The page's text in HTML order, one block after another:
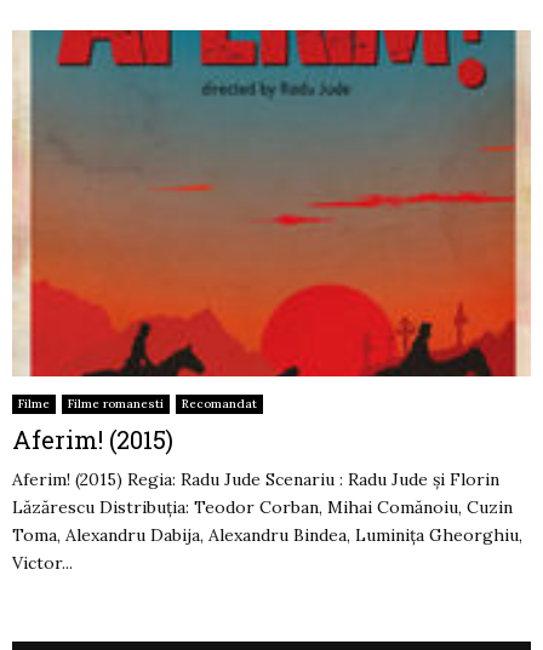
Filme Filme romanesti Recomandat
Aferim! (2015)
Aferim! (2015) Regia: Radu Jude Scenariu : Radu Jude și Florin
Lăzărescu Distribuția: Teodor Corban, Mihai Comănoiu, Cuzin
Toma, Alexandru Dabija, Alexandru Bindea, Luminița Gheorghiu,
Victor...